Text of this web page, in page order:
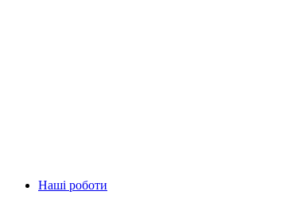
Наші роботи